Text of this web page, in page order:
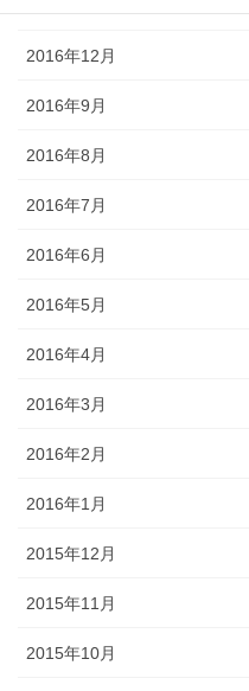
2016年12月
2016年9月
2016年8月
2016年7月
2016年6月
2016年5月
2016年4月
2016年3月
2016年2月
2016年1月
2015年12月
2015年11月
2015年10月